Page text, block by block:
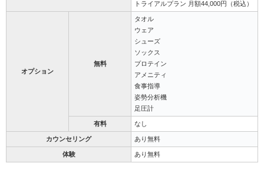
トライアルプラン 月額44,000円（税込）
オプション
無料
タオル
ウェア
シューズ
ソックス
プロテイン
アメニティ
食事指導
姿勢分析機
足圧計
有料 なし
カウンセリング あり無料
体験 あり無料